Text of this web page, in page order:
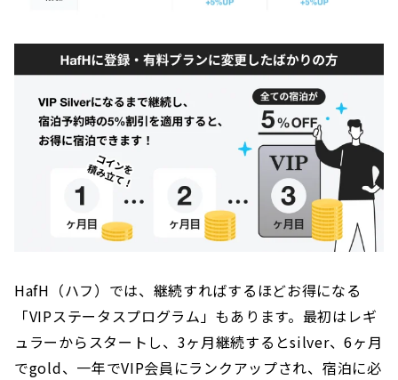
HafH（ハフ）では、継続すればするほどお得になる
「VIPステータスプログラム」もあります。最初はレギ
ュラーからスタートし、3ヶ月継続するとsilver、6ヶ月
でgold、一年でVIP会員にランクアップされ、宿泊に必